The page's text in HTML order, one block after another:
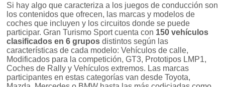
Si hay algo que caracteriza a los juegos de conducción son
los contenidos que ofrecen, las marcas y modelos de
coches que incluyen y los circuitos donde se puede
participar. Gran Turismo Sport cuenta con 150 vehículos
clasificados en 6 grupos distintos según las
características de cada modelo: Vehículos de calle,
Modificados para la competición, GT3, Prototipos LMP1,
Coches de Rally y Vehículos extremos. Las marcas
participantes en estas categorías van desde Toyota,